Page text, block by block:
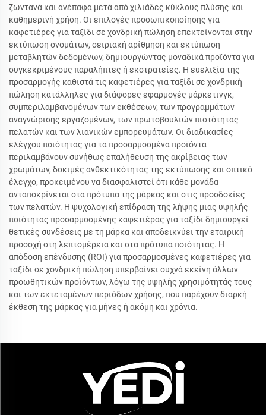
ζωντανά και ανέπαφα μετά από χιλιάδες κύκλους πλύσης και
καθημερινή χρήση. Οι επιλογές προσωπικοποίησης για
καφετιέρες για ταξίδι σε χονδρική πώληση επεκτείνονται στην
εκτύπωση ονομάτων, σειριακή αρίθμηση και εκτύπωση
μεταβλητών δεδομένων, δημιουργώντας μοναδικά προϊόντα για
συγκεκριμένους παραλήπτες ή εκστρατείες. Η ευελιξία της
προσαρμογής καθιστά τις καφετιέρες για ταξίδι σε χονδρική
πώληση κατάλληλες για διάφορες εφαρμογές μάρκετινγκ,
συμπεριλαμβανομένων των εκθέσεων, των προγραμμάτων
αναγνώρισης εργαζομένων, των πρωτοβουλιών πιστότητας
πελατών και των λιανικών εμπορευμάτων. Οι διαδικασίες
ελέγχου ποιότητας για τα προσαρμοσμένα προϊόντα
περιλαμβάνουν συνήθως επαλήθευση της ακρίβειας των
χρωμάτων, δοκιμές ανθεκτικότητας της εκτύπωσης και οπτικό
έλεγχο, προκειμένου να διασφαλιστεί ότι κάθε μονάδα
ανταποκρίνεται στα πρότυπα της μάρκας και στις προσδοκίες
των πελατών. Η ψυχολογική επίδραση της λήψης μιας υψηλής
ποιότητας προσαρμοσμένης καφετιέρας για ταξίδι δημιουργεί
θετικές συνδέσεις με τη μάρκα και αποδεικνύει την εταιρική
προσοχή στη λεπτομέρεια και στα πρότυπα ποιότητας. Η
απόδοση επένδυσης (ROI) για προσαρμοσμένες καφετιέρες για
ταξίδι σε χονδρική πώληση υπερβαίνει συχνά εκείνη άλλων
προωθητικών προϊόντων, λόγω της υψηλής χρησιμότητάς τους
και των εκτεταμένων περιόδων χρήσης, που παρέχουν διαρκή
έκθεση της μάρκας για μήνες ή ακόμη και χρόνια.